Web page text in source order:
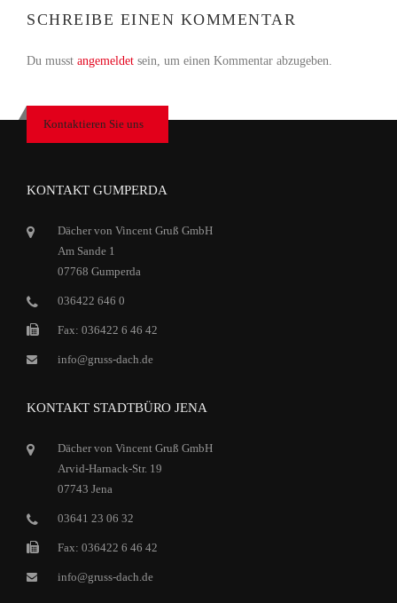
SCHREIBE EINEN KOMMENTAR
Du musst angemeldet sein, um einen Kommentar abzugeben.
Kontaktieren Sie uns
KONTAKT GUMPERDA
Dächer von Vincent Gruß GmbH
Am Sande 1
07768 Gumperda
036422 646 0
Fax: 036422 6 46 42
info@gruss-dach.de
KONTAKT STADTBÜRO JENA
Dächer von Vincent Gruß GmbH
Arvid-Harnack-Str. 19
07743 Jena
03641 23 06 32
Fax: 036422 6 46 42
info@gruss-dach.de